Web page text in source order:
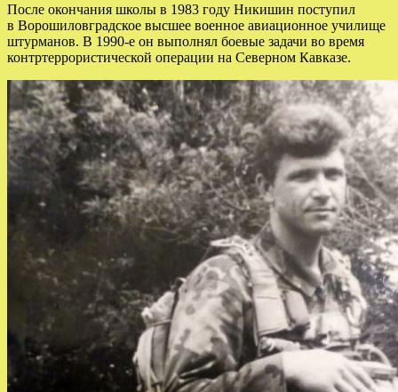
После окончания школы в 1983 году Никишин поступил
в Ворошиловградское высшее военное авиационное училище
штурманов. В 1990-е он выполнял боевые задачи во время
контртеррористической операции на Северном Кавказе.